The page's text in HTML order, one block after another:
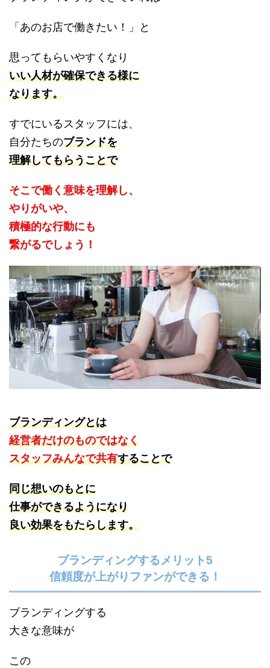
「あのお店で働きたい！」と
思ってもらいやすくなり
いい人材が確保できる様に
なります。
すでにいるスタッフには、
自分たちのブランドを
理解してもらうことで
そこで働く意味を理解し、
やりがいや、
積極的な行動にも
繋がるでしょう！
ブランディングとは
経営者だけのものではなく
スタッフみんなで共有することで
同じ想いのもとに
仕事ができるようになり
良い効果をもたらします。
ブランディングするメリット5
信頼度が上がりファンができる！
ブランディングする
大きな意味が
この